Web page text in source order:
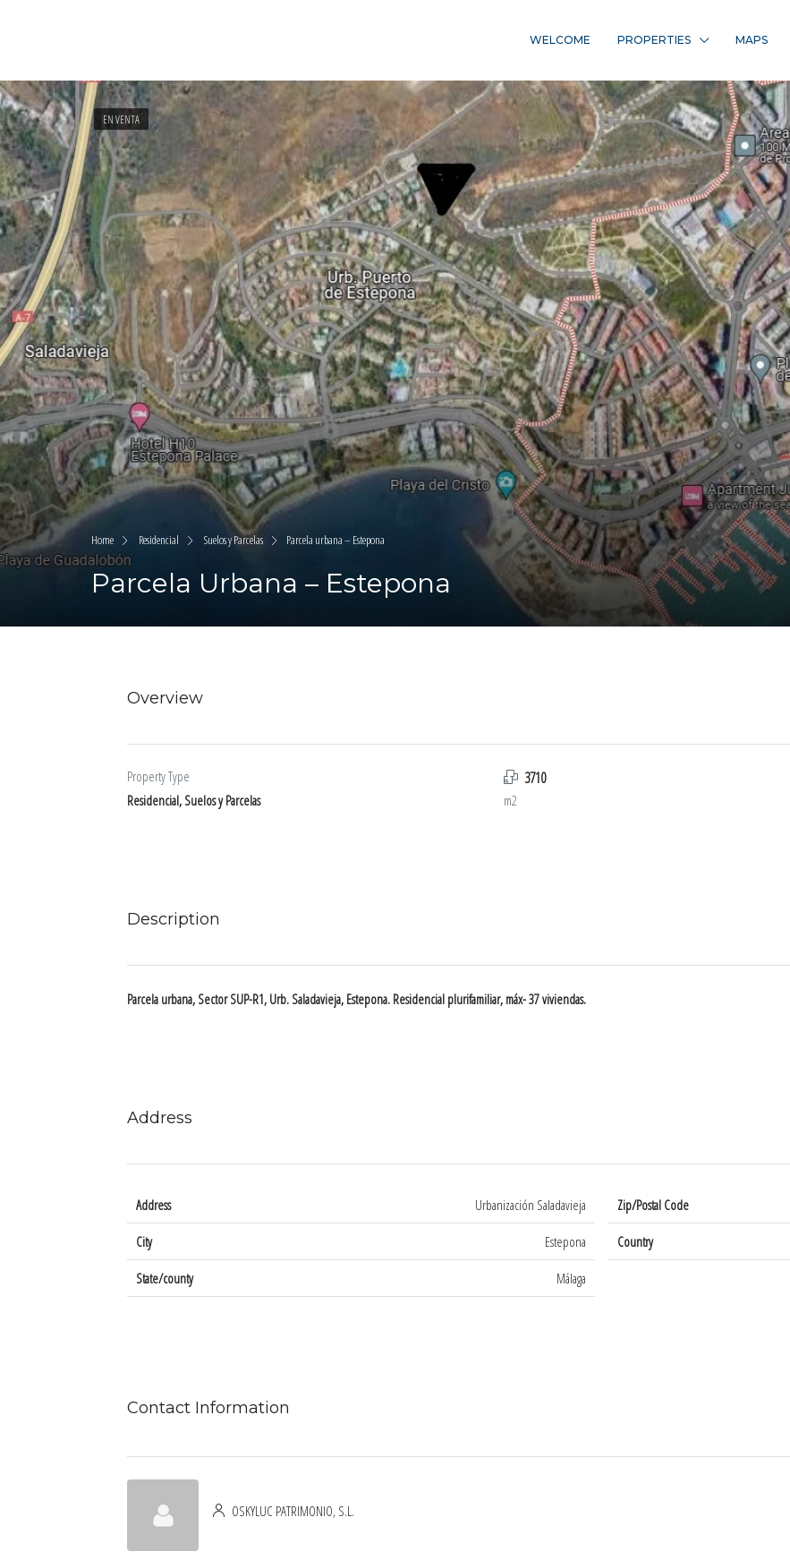
WELCOME PROPERTIES MAPS
EN VENTA
Home Residencial Suelos y Parcelas Parcela urbana – Estepona
Parcela Urbana – Estepona
Overview
Property Type
Residencial, Suelos y Parcelas
3710
m2
Description
Parcela urbana, Sector SUP-R1, Urb. Saladavieja, Estepona. Residencial plurifamiliar, máx- 37 viviendas.
Address
Address Urbanización Saladavieja
City Estepona
State/county Málaga
Zip/Postal Code
Country
Contact Information
OSKYLUC PATRIMONIO, S.L.